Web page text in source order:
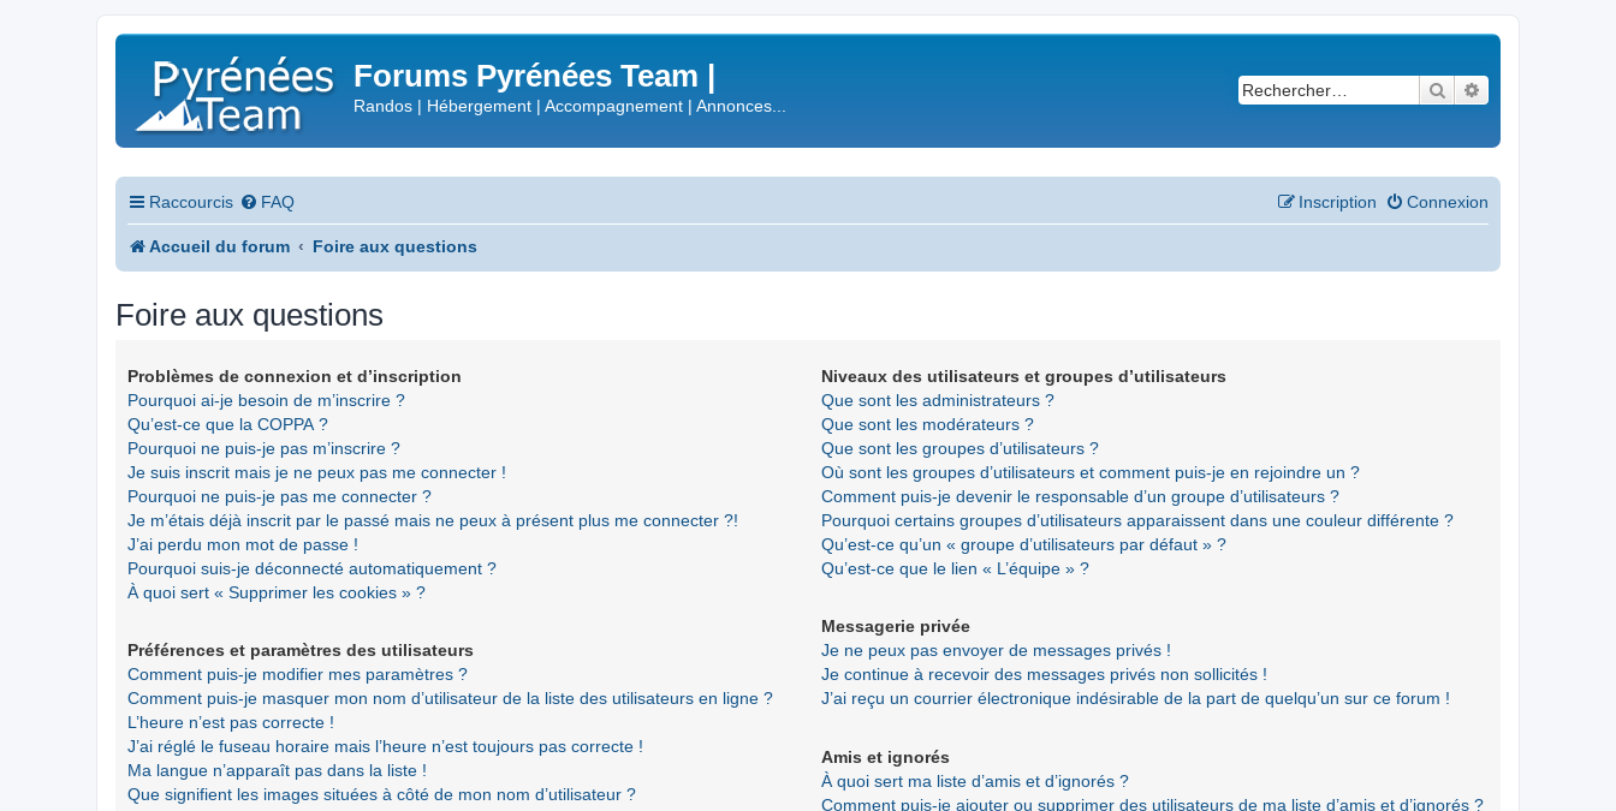
Forums Pyrénées Team |
Randos | Hébergement | Accompagnement | Annonces...
Rechercher
Raccourcis FAQ Connexion
Inscription
Accueil du forum Foire aux questions
Foire aux questions
Problèmes de connexion et d’inscription
Pourquoi ai-je besoin de m’inscrire ?
Qu’est-ce que la COPPA ?
Pourquoi ne puis-je pas m’inscrire ?
Je suis inscrit mais je ne peux pas me connecter !
Pourquoi ne puis-je pas me connecter ?
Je m’étais déjà inscrit par le passé mais ne peux à présent plus me connecter ?!
J’ai perdu mon mot de passe !
Pourquoi suis-je déconnecté automatiquement ?
À quoi sert « Supprimer les cookies » ?
Préférences et paramètres des utilisateurs
Comment puis-je modifier mes paramètres ?
Comment puis-je masquer mon nom d’utilisateur de la liste des utilisateurs en ligne ?
L’heure n’est pas correcte !
J’ai réglé le fuseau horaire mais l’heure n’est toujours pas correcte !
Ma langue n’apparaît pas dans la liste !
Que signifient les images situées à côté de mon nom d’utilisateur ?
Niveaux des utilisateurs et groupes d’utilisateurs
Que sont les administrateurs ?
Que sont les modérateurs ?
Que sont les groupes d’utilisateurs ?
Où sont les groupes d’utilisateurs et comment puis-je en rejoindre un ?
Comment puis-je devenir le responsable d’un groupe d’utilisateurs ?
Pourquoi certains groupes d’utilisateurs apparaissent dans une couleur différente ?
Qu’est-ce qu’un « groupe d’utilisateurs par défaut » ?
Qu’est-ce que le lien « L’équipe » ?
Messagerie privée
Je ne peux pas envoyer de messages privés !
Je continue à recevoir des messages privés non sollicités !
J’ai reçu un courrier électronique indésirable de la part de quelqu’un sur ce forum !
Amis et ignorés
À quoi sert ma liste d’amis et d’ignorés ?
Comment puis-je ajouter ou supprimer des utilisateurs de ma liste d’amis et d’ignorés ?